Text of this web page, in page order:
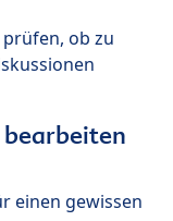
prüfen, ob zu
einen gewissen